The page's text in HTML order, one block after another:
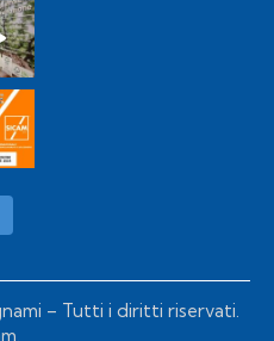
– Tutti i diritti riservati.